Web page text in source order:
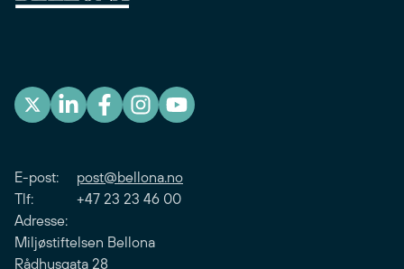
E-post: post@bellona.no
Tlf: +47 23 23 46 00
Adresse:
Miljøstiftelsen Bellona
Rådhusgata 28